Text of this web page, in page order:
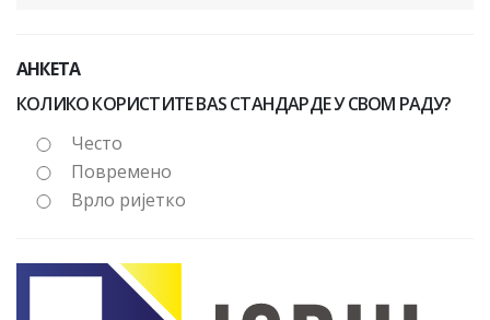
АНКЕТА
КОЛИКО КОРИСТИТЕ BAS СТАНДАРДЕ У СВОМ РАДУ?
Често
Повремено
Врло ријетко